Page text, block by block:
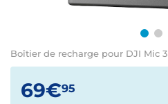
Boîtier de recharge pour DJI Mic 3
69€95